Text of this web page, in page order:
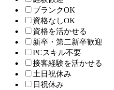
ブランクOK
資格なしOK
資格を活かせる
新卒・第二新卒歓迎
PCスキル不要
接客経験を活かせる
土日祝休み
日祝休み